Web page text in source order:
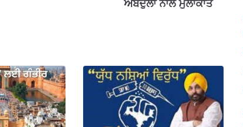
ਅਬਦੁੱਲਾ ਨਾਲ ਮੁਲਾਕਾਤ